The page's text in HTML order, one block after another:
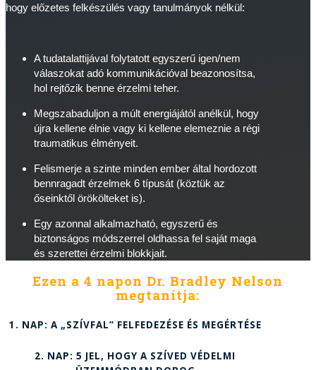
hogy előzetes felkészülés vagy tanulmányok nélkül:
A tudatalattijával folytatott egyszerű igen/nem
válaszokat adó kommunikációval beazonosítsa,
hol rejtőzik benne érzelmi teher.
Megszabaduljon a múlt energiájától anélkül, hogy
újra kellene élnie vagy ki kellene elemeznie a régi
traumatikus élményeit.
Felismerje a szinte minden ember által hordozott
bennragadt érzelmek 6 típusát (köztük az
őseinktől örökölteket is).
Egy azonnal alkalmazható, egyszerű és
biztonságos módszerrel oldhassa fel saját maga
és szerettei érzelmi blokkjait.
Ezen a 4 napon Dr. Bradley Nelson
megtanítja:
1. NAP: A „SZÍVFAL” FELFEDEZÉSE ÉS MEGÉRTÉSE
2. NAP: 5 JEL, HOGY A SZÍVED VÉDELMI